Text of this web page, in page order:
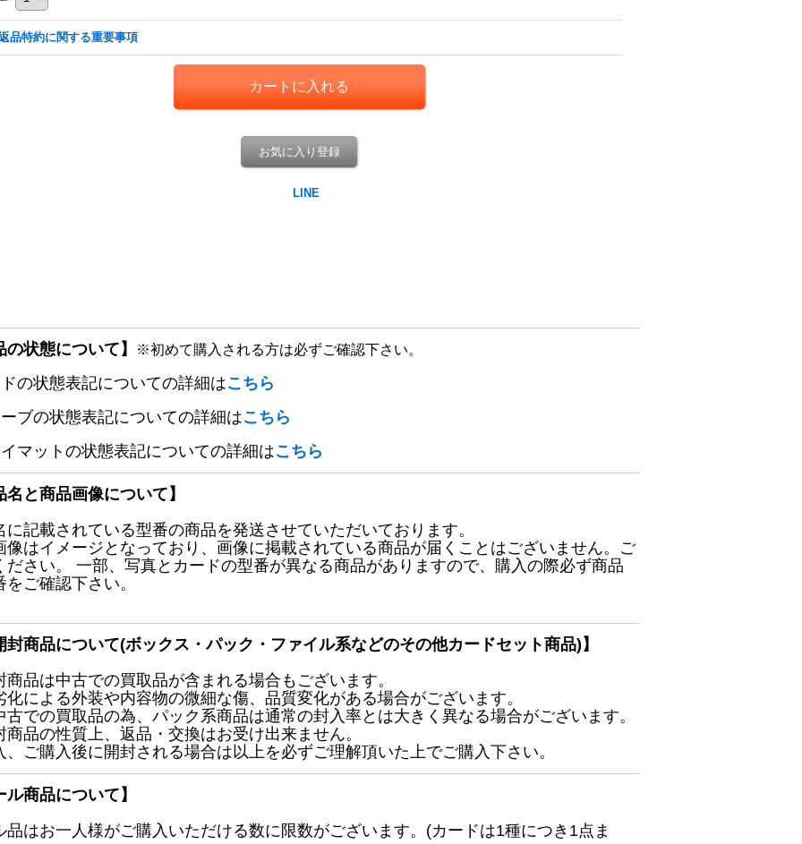
品特約に関する重要事項
お気に入り登録
の状態について】 ※初めて購入される方は必ずご確認下さい。
の状態表記についての詳細はこちら
ブの状態表記についての詳細はこちら
マットの状態表記についての詳細はこちら
名と商品画像について】
に記載されている型番の商品を発送させていただいております。
像はイメージとなっており、画像に掲載されている商品が届くことはございません。ご
ださい。 一部、写真とカードの型番が異なる商品がありますので、購入の際必ず商品
をご確認下さい。
封商品について(ボックス・パック・ファイル系などのその他カードセット商品)】
商品は中古での買取品が含まれる場合もございます。
化による外装や内容物の微細な傷、品質変化がある場合がございます。
古での買取品の為、パック系商品は通常の封入率とは大きく異なる場合がございます。
商品の性質上、返品・交換はお受け出来ません。
、ご購入後に開封される場合は以上を必ずご理解頂いた上でご購入下さい。
ル商品について】
品はお一人様がご購入いただける数に限数がございます。(カードは1種につき1点ま